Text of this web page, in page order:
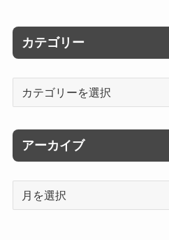
カテゴリー
リ
ー
アーカイブ